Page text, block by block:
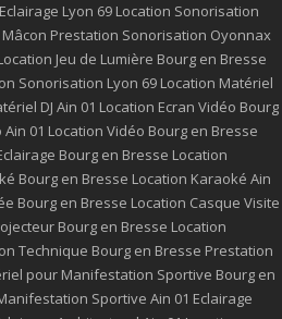
Lyon 69 Location Sonorisation
Prestation Sonorisation Oyonnax
Jeu de Lumière Bourg en Bresse
Sonorisation Lyon 69 Location Matériel
DJ Ain 01 Location Ecran Vidéo Bourg
01 Location Vidéo Bourg en Bresse
Bourg en Bresse Location
Bourg en Bresse Location Karaoké Ain
Bourg en Bresse Location Casque Visite
Bourg en Bresse Location
Technique Bourg en Bresse Prestation
pour Manifestation Sportive Bourg en
Sportive Ain 01 Eclairage